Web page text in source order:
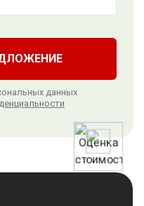
данных